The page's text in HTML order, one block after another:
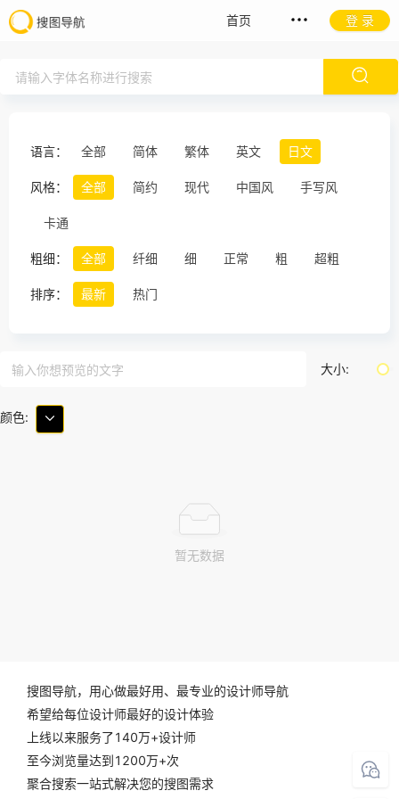
首页 登 录
语言： 全部 简体 繁体 英文 日文
风格： 全部 简约 现代 中国风 手写风
卡通
粗细： 全部 纤细 细 正常 粗 超粗
排序： 最新 热门
大小:
颜色:
暂无数据
搜图导航，用心做最好用、最专业的设计师导航
希望给每位设计师最好的设计体验
上线以来服务了140万+设计师
至今浏览量达到1200万+次
聚合搜索一站式解决您的搜图需求